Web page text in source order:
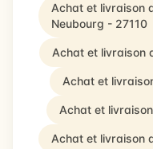
Achat et livraison
Neubourg - 27110
Achat et livraison
Achat et
Achat et
Achat et livraison